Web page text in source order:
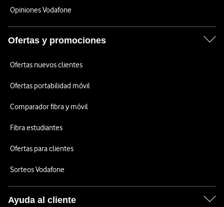
Opiniones Vodafone
Ofertas y promociones
Ofertas nuevos clientes
Ofertas portabilidad móvil
Comparador fibra y móvil
Fibra estudiantes
Ofertas para clientes
Sorteos Vodafone
Ayuda al cliente